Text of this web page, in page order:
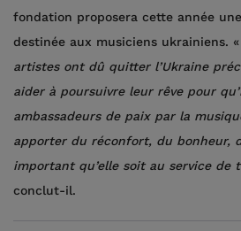
fondation proposera cette année
destinée aux musiciens ukrainiens. «
artistes ont dû quitter l’Ukraine
aider à poursuivre leur rêve pour
ambassadeurs de paix par la
apporter du réconfort, du bonheur,
important qu’elle soit au service de
conclut-il.